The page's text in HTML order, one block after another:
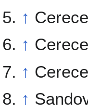
↑
↑
↑
↑